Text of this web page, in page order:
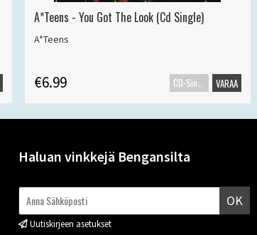
A*Teens - You Got The Look (Cd Single)
A*Teens
€6.99 CD-Single VARAA
Haluan vinkkejä Bengansilta
OK
Uutiskirjeen asetukset